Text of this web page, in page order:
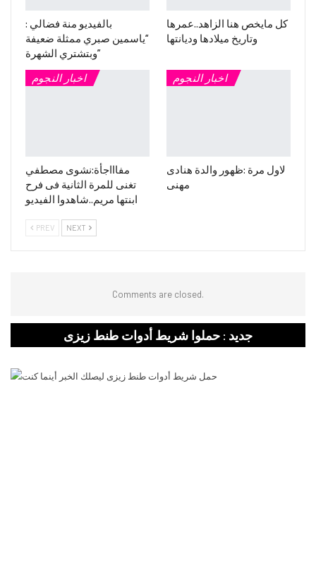
بالفيديو منة فضالي :
“ياسمين صبري ممثلة ضعيفة
وبتشتري الشهرة”
كل مايخص هنا الزاهد..عمرها
وتاريخ ميلادها وديانتها
اخبار النجوم
مفاااجأة:نشوى مصطفي
تغنى للمرة الثانية فى فرح
ابنتها مريم..شاهدوا الفيديو
اخبار النجوم
لاول مرة :ظهور والدة هنادى
مهنى
PREV NEXT
Comments are closed.
جديد : حملوا شريط أدوات طنط زيزى